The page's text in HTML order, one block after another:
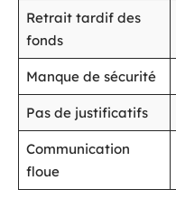
Retrait tardif des
fonds
Manque de sécurité
Pas de justificatifs
Communication
floue